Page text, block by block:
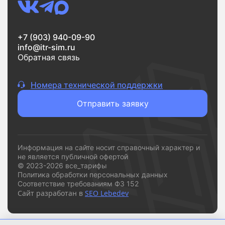
инструмент, который помогает быстро принять
решение и подключиться к подходящему
провайдеру.
+7 (903) 940-09-90
info@itr-sim.ru
Обратная связь
Номера технической поддержки
Отправить заявку
Информация на сайте носит справочный характер и
не является публичной офертой
© 2023-2026 все_тарифы
Политика обработки персональных данных
Соответствие требованиям ФЗ 152
Сайт разработан в SEO Lebedev